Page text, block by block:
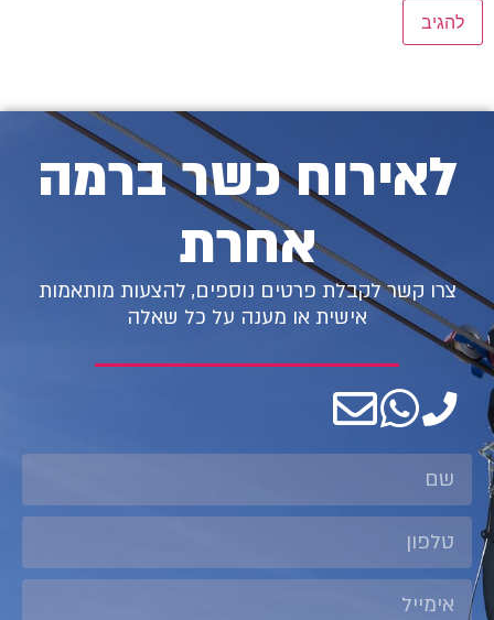
לאירוח כשר ברמה
אחרת
צרו קשר לקבלת פרטים נוספים, להצעות מותאמות
אישית או מענה על כל שאלה